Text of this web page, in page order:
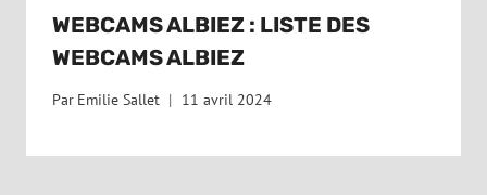
WEBCAMS ALBIEZ : LISTE DES
WEBCAMS ALBIEZ
Par Emilie Sallet 11 avril 2024